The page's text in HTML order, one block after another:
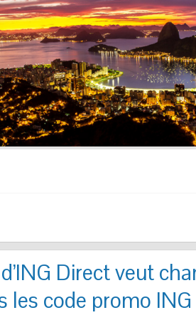
Direct veut
les code promo ING